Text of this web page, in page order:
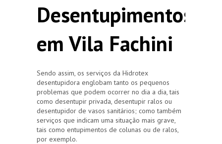
Desentupimentos
em Vila Fachini
Sendo assim, os serviços da Hidrotex
desentupidora englobam tanto os pequenos
problemas que podem ocorrer no dia a dia, tais
como desentupir privada, desentupir ralos ou
desentupidor de vasos sanitários; como também
serviços que indicam uma situação mais grave,
tais como entupimentos de colunas ou de ralos,
por exemplo.